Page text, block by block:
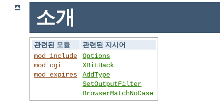
소개
관련된 모듈
관련된 지시어
mod_include
mod_cgi
mod_expires
Options
XBitHack
AddType
SetOutputFilter
BrowserMatchNoCase